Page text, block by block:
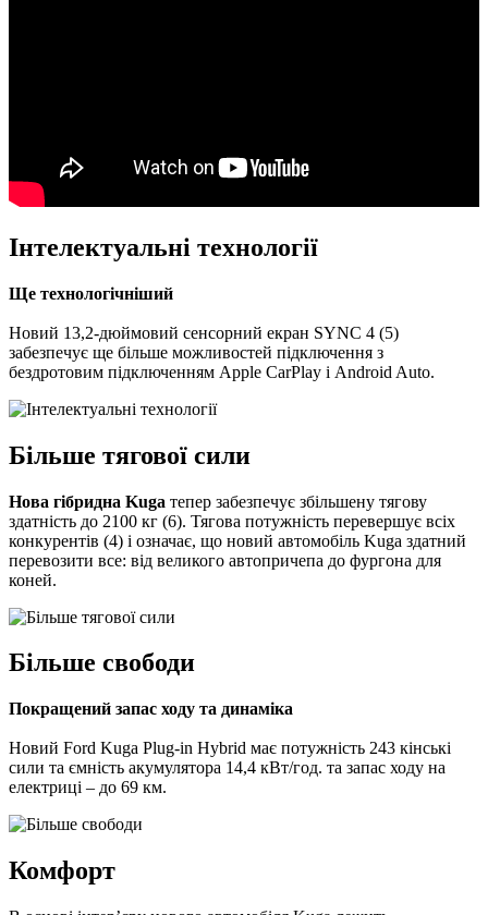
Інтелектуальні технології
Ще технологічніший
Новий 13,2-дюймовий сенсорний екран SYNC 4 (5)
забезпечує ще більше можливостей підключення з
бездротовим підключенням Apple CarPlay і Android Auto.
Більше тягової сили
Нова гібридна Kuga тепер забезпечує збільшену тягову
здатність до 2100 кг (6). Тягова потужність перевершує всіх
конкурентів (4) і означає, що новий автомобіль Kuga здатний
перевозити все: від великого автопричепа до фургона для
коней.
Більше свободи
Покращений запас ходу та динаміка
Новий Ford Kuga Plug-in Hybrid має потужність 243 кінські
сили та ємність акумулятора 14,4 кВт/год. та запас ходу на
електриці – до 69 км.
Комфорт